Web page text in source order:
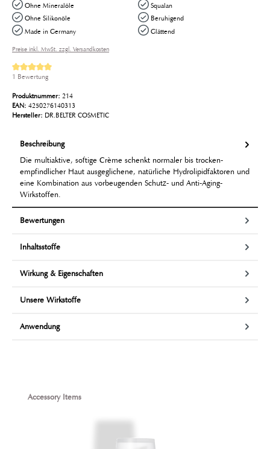
Ohne Mineralöle
Ohne Silikonöle
Made in Germany
Squalan
Beruhigend
Glättend
Preise inkl. MwSt. zzgl. Versandkosten
Durchschnittliche Bewertung von 5 von 5 Sternen
1 Bewertung
Produktnummer: 214
EAN: 4250276140313
Hersteller: DR.BELTER COSMETIC
Beschreibung
Die multiaktive, softige Crème schenkt normaler bis trocken-
empfindlicher Haut ausgeglichene, natürliche Hydrolipidfaktoren und
eine Kombination aus vorbeugenden Schutz- und Anti-Aging-
Wirkstoffen.
Bewertungen
Inhaltsstoffe
Wirkung & Eigenschaften
Unsere Wirkstoffe
Anwendung
Produktgalerie überspringen
Accessory Items